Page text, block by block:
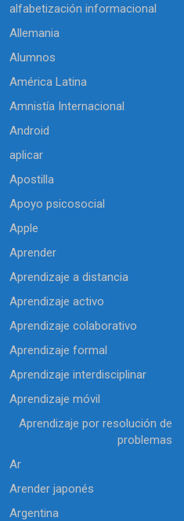
alfabetización informacional
Allemania
Alumnos
América Latina
Amnistía Internacional
Android
aplicar
Apostilla
Apoyo psicosocial
Apple
Aprender
Aprendizaje a distancia
Aprendizaje activo
Aprendizaje colaborativo
Aprendizaje formal
Aprendizaje interdisciplinar
Aprendizaje móvil
Aprendizaje por resolución de
problemas
Ar
Arender japonés
Argentina